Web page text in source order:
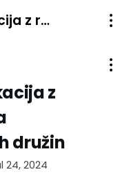
VF NVI: Spletna aplikacija z rezultati spremljanja napadenosti čebeljih družin
z
družin
24, 2024